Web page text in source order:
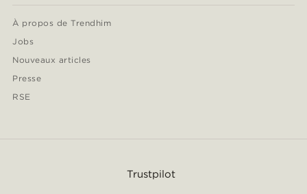
À propos de Trendhim
Jobs
Nouveaux articles
Presse
RSE
Trustpilot